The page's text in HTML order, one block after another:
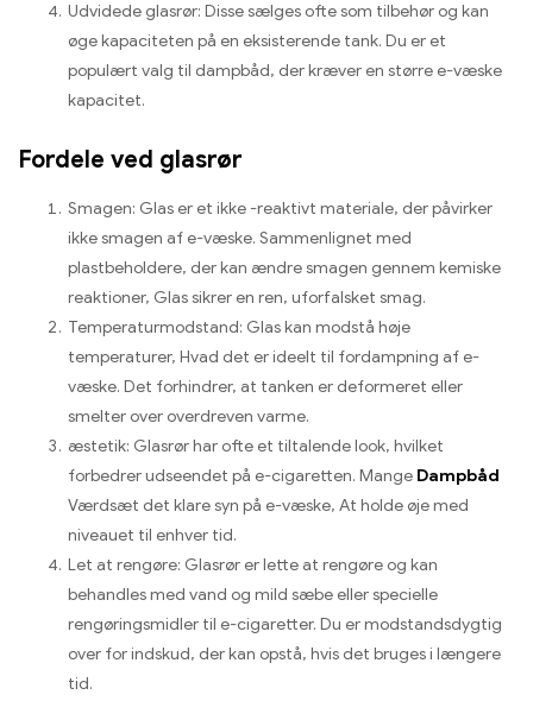
Udvidede glasrør: Disse sælges ofte som tilbehør og kan
øge kapaciteten på en eksisterende tank. Du er et
populært valg til dampbåd, der kræver en større e-væske
kapacitet.
Fordele ved glasrør
Smagen: Glas er et ikke -reaktivt materiale, der påvirker
ikke smagen af ​​e-væske. Sammenlignet med
plastbeholdere, der kan ændre smagen gennem kemiske
reaktioner, Glas sikrer en ren, uforfalsket smag.
Temperaturmodstand: Glas kan modstå høje
temperaturer, Hvad det er ideelt til fordampning af e-
væske. Det forhindrer, at tanken er deformeret eller
smelter over overdreven varme.
æstetik: Glasrør har ofte et tiltalende look, hvilket
forbedrer udseendet på e-cigaretten. Mange Dampbåd
Værdsæt det klare syn på e-væske, At holde øje med
niveauet til enhver tid.
Let at rengøre: Glasrør er lette at rengøre og kan
behandles med vand og mild sæbe eller specielle
rengøringsmidler til e-cigaretter. Du er modstandsdygtig
over for indskud, der kan opstå, hvis det bruges i længere
tid.